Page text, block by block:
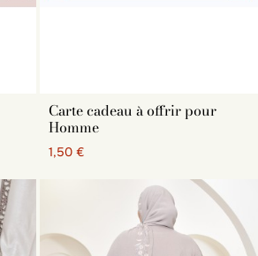
Carte cadeau à offrir pour
Homme
1,50 €